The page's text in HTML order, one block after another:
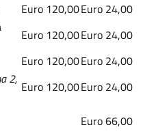
Euro 120,00Euro 24,00
Euro 120,00Euro 24,00
Euro 120,00Euro 24,00
2, Euro 120,00Euro 24,00
Euro 66,00